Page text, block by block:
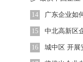
14 广东企业如
15 中北高新区
16 城中区 开展